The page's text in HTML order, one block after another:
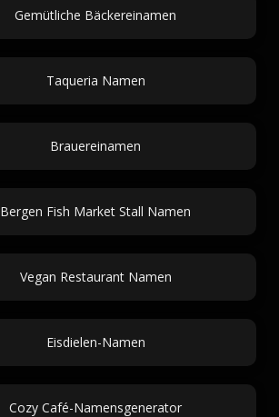
Gemütliche Bäckereinamen
Taqueria Namen
Brauereinamen
Bergen Fish Market Stall Namen
Vegan Restaurant Namen
Eisdielen-Namen
Cozy Café-Namensgenerator